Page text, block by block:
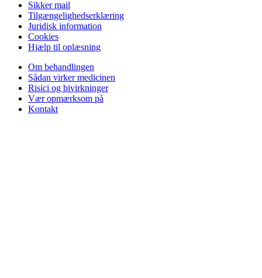
Sikker mail
Tilgængelighedserklæring
Juridisk information
Cookies
Hjælp til oplæsning
Om behandlingen
Sådan virker medicinen
Risici og bivirkninger
Vær opmærksom på
Kontakt